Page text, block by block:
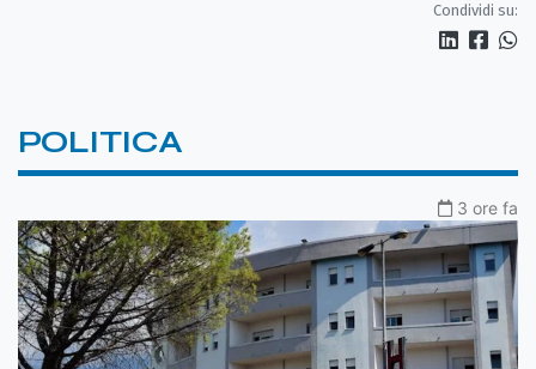
Condividi su:
POLITICA
3 ore fa